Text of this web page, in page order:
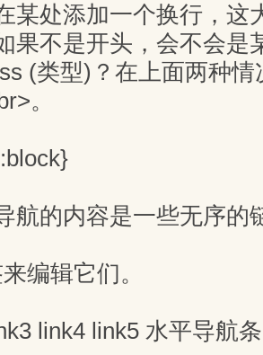
某处添加一个换行，这
果不是开头，会不会是
(类型)？在上面两种
。
航的内容是一些无序的
编辑它们。
link4 link5 水平导航条